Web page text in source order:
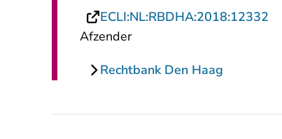
ECLI:NL:RBDHA:2018:12332
Afzender
Rechtbank Den Haag